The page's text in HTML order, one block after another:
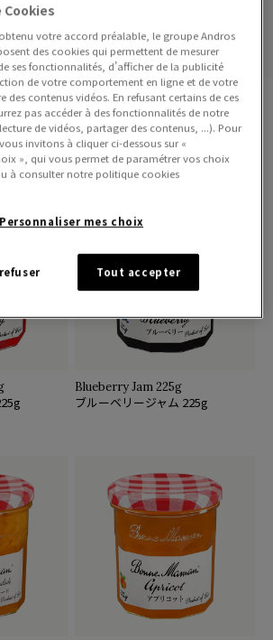
ジャムのラインナップを
の商品
Jams
ジャム
Mini Jars
ミニジャム
Blueberry Jam 225g
ブルーベリージャム 225g
obtenu votre accord préalable, le groupe Andros
des cookies qui permettent de mesurer
ses fonctionnalités, d’afficher de la publicité
de votre comportement en ligne et de votre
des contenus vidéos. En refusant certains de ces
pas accéder à des fonctionnalités de notre
de vidéos, partager des contenus, ...). Pour
invitons à cliquer ci-dessous sur «
», qui vous permet de paramétrer vos choix
à consulter notre politique cookies
Personnaliser mes choix
Tout accepter